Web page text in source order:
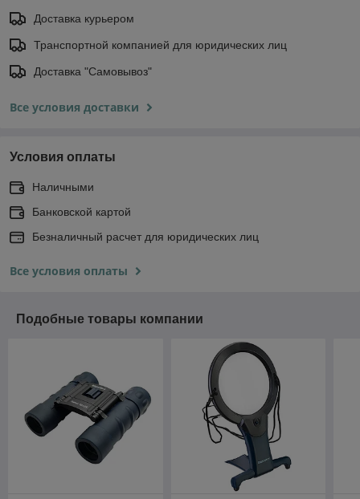
Доставка курьером
Транспортной компанией для юридических лиц
Доставка "Самовывоз"
Все условия доставки
Условия оплаты
Наличными
Банковской картой
Безналичный расчет для юридических лиц
Все условия оплаты
Подобные товары компании